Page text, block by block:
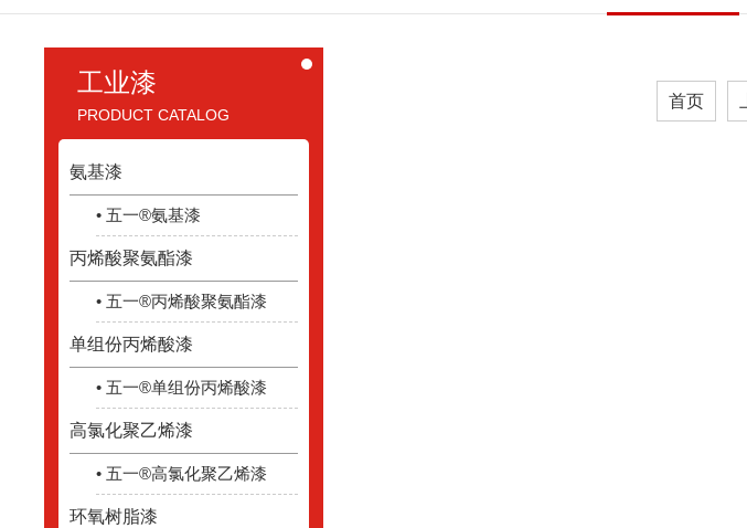
工业漆
PRODUCT CATALOG
氨基漆
• 五一®氨基漆
丙烯酸聚氨酯漆
• 五一®丙烯酸聚氨酯漆
单组份丙烯酸漆
• 五一®单组份丙烯酸漆
高氯化聚乙烯漆
• 五一®高氯化聚乙烯漆
环氧树脂漆
首页